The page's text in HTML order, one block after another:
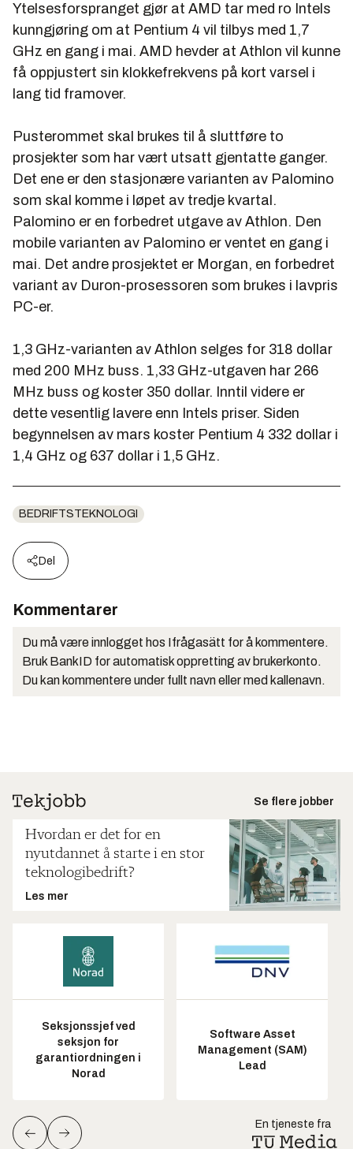
Ytelsesforspranget gjør at AMD tar med ro Intels
kunngjøring om at Pentium 4 vil tilbys med 1,7
GHz en gang i mai. AMD hevder at Athlon vil kunne
få oppjustert sin klokkefrekvens på kort varsel i
lang tid framover.
Pusterommet skal brukes til å sluttføre to
prosjekter som har vært utsatt gjentatte ganger.
Det ene er den stasjonære varianten av Palomino
som skal komme i løpet av tredje kvartal.
Palomino er en forbedret utgave av Athlon. Den
mobile varianten av Palomino er ventet en gang i
mai. Det andre prosjektet er Morgan, en forbedret
variant av Duron-prosessoren som brukes i lavpris
PC-er.
1,3 GHz-varianten av Athlon selges for 318 dollar
med 200 MHz buss. 1,33 GHz-utgaven har 266
MHz buss og koster 350 dollar. Inntil videre er
dette vesentlig lavere enn Intels priser. Siden
begynnelsen av mars koster Pentium 4 332 dollar i
1,4 GHz og 637 dollar i 1,5 GHz.
BEDRIFTSTEKNOLOGI
Del
Kommentarer
Du må være innlogget hos Ifrågasätt for å kommentere.
Bruk BankID for automatisk oppretting av brukerkonto.
Du kan kommentere under fullt navn eller med kallenavn.
Se flere jobber
Hvordan er det for en
nyutdannet å starte i en stor
teknologibedrift?
Les mer
Seksjonssjef ved
seksjon for
garantiordningen i
Norad
Software Asset
Management (SAM)
Lead
En tjeneste fra